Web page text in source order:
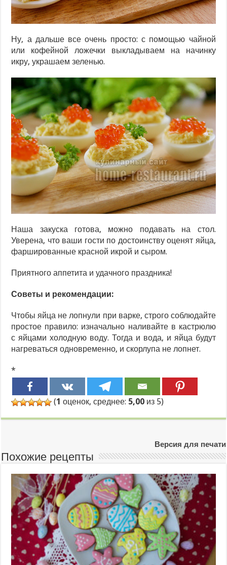
Ну, а дальше все очень просто: с помощью чайной
или кофейной ложечки выкладываем на начинку
икру, украшаем зеленью.
Наша закуска готова, можно подавать на стол.
Уверена, что ваши гости по достоинству оценят яйца,
фаршированные красной икрой и сыром.
Приятного аппетита и удачного праздника!
Советы и рекомендации:
Чтобы яйца не лопнули при варке, строго соблюдайте
простое правило: изначально наливайте в кастрюлю
с яйцами холодную воду. Тогда и вода, и яйца будут
нагреваться одновременно, и скорлупа не лопнет.
*
(1 оценок, среднее: 5,00 из 5)
Версия для печати
Похожие рецепты